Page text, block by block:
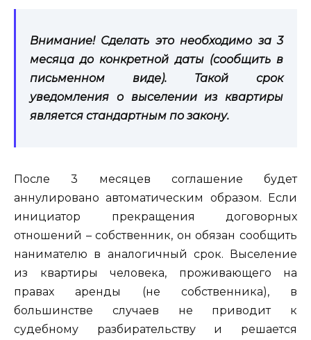
Внимание! Сделать это необходимо за 3
месяца до конкретной даты (сообщить в
письменном виде).
Такой срок
уведомления о выселении из квартиры
является стандартным по закону.
После 3 месяцев соглашение будет
аннулировано автоматическим образом. Если
инициатор прекращения договорных
отношений – собственник, он обязан сообщить
нанимателю в аналогичный срок. Выселение
из квартиры человека, проживающего на
правах аренды (не собственника), в
большинстве случаев не приводит к
судебному разбирательству и решается